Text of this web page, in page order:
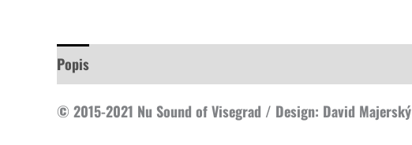
Popis
© 2015-2021 Nu Sound of Visegrad / Design: David Majerský